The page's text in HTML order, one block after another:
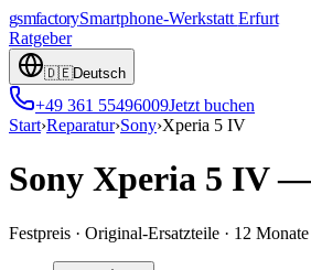
gsmfactorySmartphone-Werkstatt Erfurt
Ratgeber
🇩🇪Deutsch
+49 361 55496009Jetzt buchen
Start›Reparatur›Sony›Xperia 5 IV
Sony Xperia 5 IV
Festpreis · Original-Ersatzteile · 12